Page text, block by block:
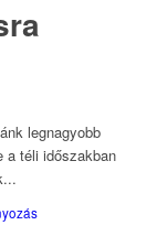
legnagyobb
a téli időszakban